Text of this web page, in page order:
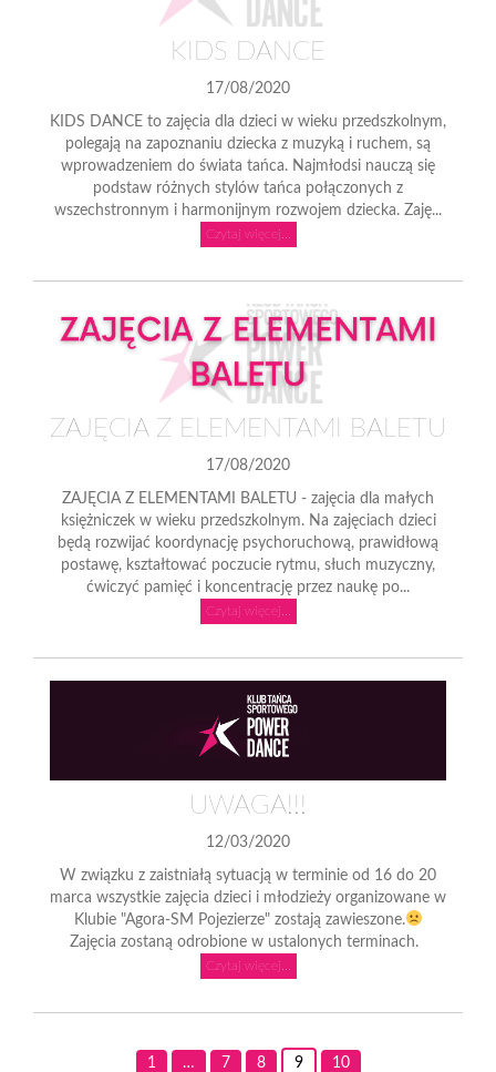
KIDS DANCE
17/08/2020
KIDS DANCE to zajęcia dla dzieci w wieku przedszkolnym,
polegają na zapoznaniu dziecka z muzyką i ruchem, są
wprowadzeniem do świata tańca. Najmłodsi nauczą się
podstaw różnych stylów tańca połączonych z
wszechstronnym i harmonijnym rozwojem dziecka. Zaję...
Czytaj więcej...
ZAJĘCIA Z ELEMENTAMI BALETU
17/08/2020
ZAJĘCIA Z ELEMENTAMI BALETU - zajęcia dla małych
księżniczek w wieku przedszkolnym. Na zajęciach dzieci
będą rozwijać koordynację psychoruchową, prawidłową
postawę, kształtować poczucie rytmu, słuch muzyczny,
ćwiczyć pamięć i koncentrację przez naukę po...
Czytaj więcej...
UWAGA!!!
12/03/2020
W związku z zaistniałą sytuacją w terminie od 16 do 20
marca wszystkie zajęcia dzieci i młodzieży organizowane w
Klubie "Agora-SM Pojezierze" zostają zawieszone.
Zajęcia zostaną odrobione w ustalonych terminach.
Czytaj więcej...
1 … 7 8 9 10